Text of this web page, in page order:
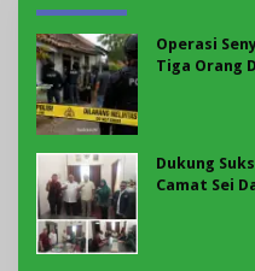
Operasi
Tiga Orang
Dukung
Camat Sei